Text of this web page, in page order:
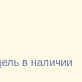
в наличии